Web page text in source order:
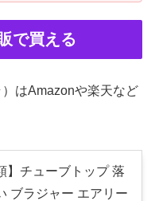
で買える
はAmazonや楽天など
】チューブトップ 落
ブラジャー エアリー